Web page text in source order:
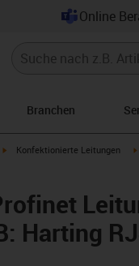
Online
Branchen
igus-icon-arrow-right
Konfektionierte Leitungen
Harting